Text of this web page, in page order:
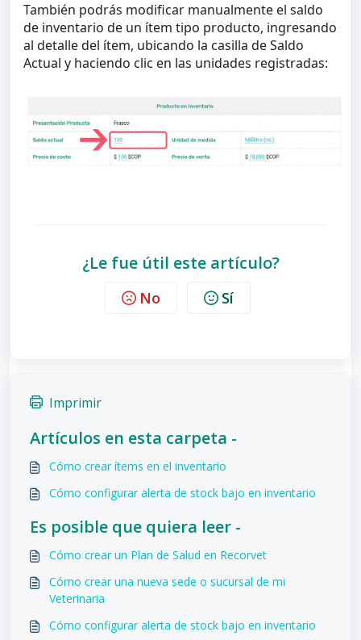
También podrás modificar manualmente el saldo
de inventario de un ítem tipo producto, ingresando
al detalle del ítem, ubicando la casilla de Saldo
Actual y haciendo clic en las unidades registradas:
¿Le fue útil este artículo?
No Sí
Imprimir
Artículos en esta carpeta -
Cómo crear ítems en el inventario
Cómo configurar alerta de stock bajo en inventario
Es posible que quiera leer -
Cómo crear un Plan de Salud en Recorvet
Cómo crear una nueva sede o sucursal de mi
Veterinaria
Cómo configurar alerta de stock bajo en inventario